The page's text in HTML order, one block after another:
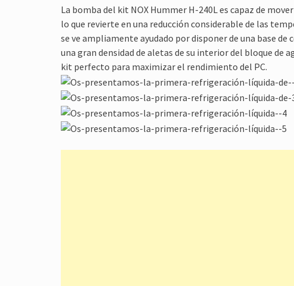
La bomba del kit NOX Hummer H‐240L es capaz de
lo que revierte en una reducción considerable de las
se ve ampliamente ayudado por disponer de una base
una gran densidad de aletas de su interior del bloque de
kit perfecto para maximizar el rendimiento del PC.